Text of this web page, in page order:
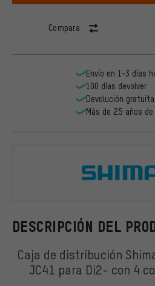
Compara
DESCRIPCIÓN DEL
Caja de distribución
JC41 para Di2- con 4
Envío en 1-3 días
100 días devolver
Devolución gratuita
Más de 25 años